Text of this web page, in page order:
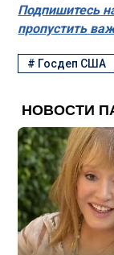
Подпишитесь
пропустить
# Госдеп США